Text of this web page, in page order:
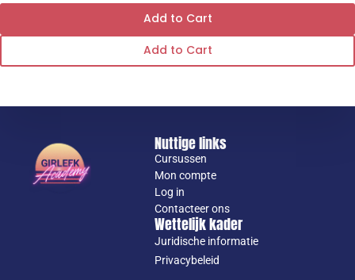
Add to Cart
Add to Cart
Nuttige links
Cursussen
Mon compte
Log in
Contacteer ons
Wettelijk kader
Juridische informatie
Privacybeleid